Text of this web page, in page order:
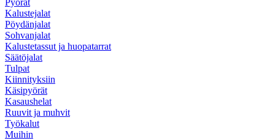
Kalustejalat
Pöydänjalat
Sohvanjalat
Kalustetassut ja huopatarrat
Säätöjalat
Tulpat
Kiinnityksiin
Käsipyörät
Kasaushelat
Ruuvit ja muhvit
Työkalut
Muihin